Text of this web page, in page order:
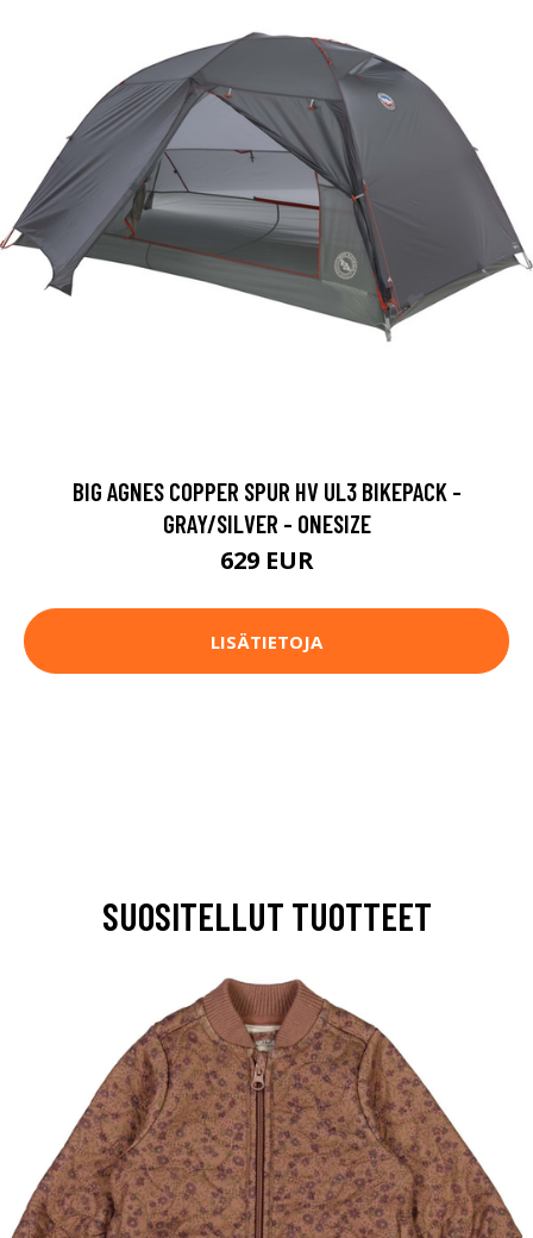
BIG AGNES COPPER SPUR HV UL3 BIKEPACK -
GRAY/SILVER - ONESIZE
629 EUR
LISÄTIETOJA
SUOSITELLUT TUOTTEET